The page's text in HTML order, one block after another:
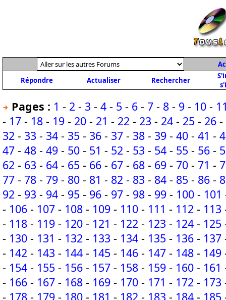
Répondre
Actualiser Rechercher
Pages : 1 - 2 - 3 - 4 - 5 - 6 - 7 - 8 - 9 - 10 -
- 17 - 18 - 19 - 20 - 21 - 22 - 23 - 24 - 25 - 26 -
32 - 33 - 34 - 35 - 36 - 37 - 38 - 39 - 40 - 41 -
47 - 48 - 49 - 50 - 51 - 52 - 53 - 54 - 55 - 56 -
62 - 63 - 64 - 65 - 66 - 67 - 68 - 69 - 70 - 71 -
77 - 78 - 79 - 80 - 81 - 82 - 83 - 84 - 85 - 86 -
92 - 93 - 94 - 95 - 96 - 97 - 98 - 99 - 100 - 101
- 106 - 107 - 108 - 109 - 110 - 111 - 112 - 113
- 118 - 119 - 120 - 121 - 122 - 123 - 124 - 125
- 130 - 131 - 132 - 133 - 134 - 135 - 136 - 137
- 142 - 143 - 144 - 145 - 146 - 147 - 148 - 149
- 154 - 155 - 156 - 157 - 158 - 159 - 160 - 161
- 166 - 167 - 168 - 169 - 170 - 171 - 172 - 173
- 178 - 179 - 180 - 181 - 182 - 183 - 184 - 185